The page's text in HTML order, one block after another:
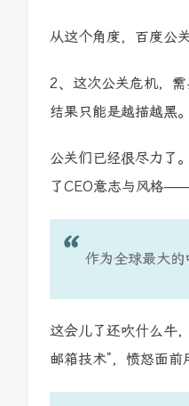
从这个角度，百度公
2、这次公关危机，需
结果只能是越描越黑。
公关们已经很尽力了
了CEO意志与风格
作为全球最大的
这会儿了还吹什么牛
邮箱技术”，愤怒面前